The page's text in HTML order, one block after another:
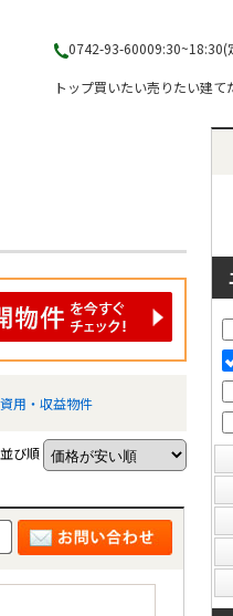
0742-93-60009:30~18:30(
トップ買いたい売りたい建て
用・収益物件
並び順